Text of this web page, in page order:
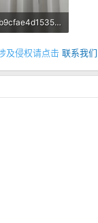
4675c292e389b9cfae4d1535befd686d.jpeg
及侵权请点击 联系我们